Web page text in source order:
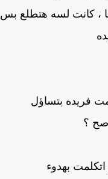
كانت لسه هتطلع بس
فريده بتساؤل
؟
بهدوء